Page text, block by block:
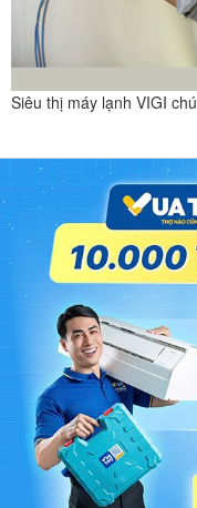
Siêu thị máy lạnh VIGI